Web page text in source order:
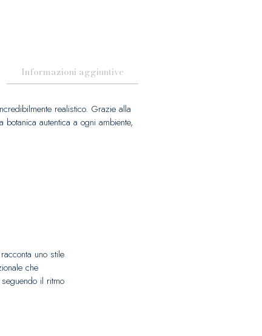
Informazioni aggiuntive
realistico. Grazie alla
autentica a ogni ambiente,
uno stile
che
il ritmo